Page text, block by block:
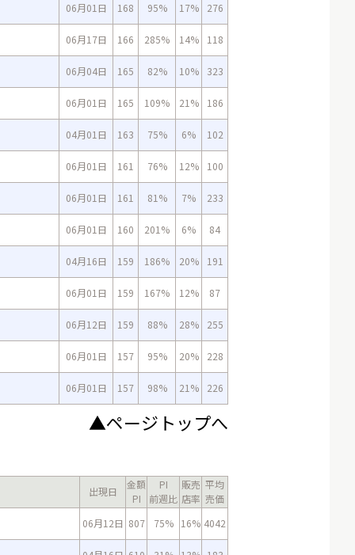
06月01日 168 95% 17% 276
06月17日 166 285% 14% 118
06月04日 165 82% 10% 323
06月01日 165 109% 21% 186
04月01日 163 75% 6% 102
06月01日 161 76% 12% 100
06月01日 161 81% 7% 233
06月01日 160 201% 6% 84
04月16日 159 186% 20% 191
06月01日 159 167% 12% 87
06月12日 159 88% 28% 255
06月01日 157 95% 20% 228
06月01日 157 98% 21% 226
▲ページトップへ
出現日
金額
PI
PI
前週比
販売
店率
平均
売価
06月12日 807 75% 16% 4042